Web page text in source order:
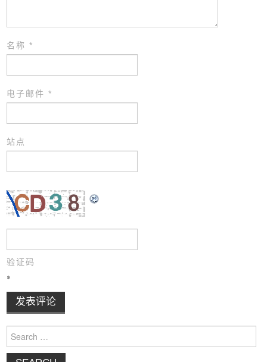
名称*
电子邮件*
站点
验证码
*
Search for: